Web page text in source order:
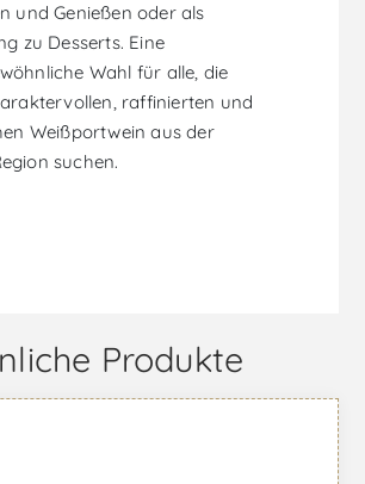
und Genießen oder als
zu Desserts. Eine
Wahl für alle, die
raffinierten und
Weißportwein aus der
suchen.
Produkte